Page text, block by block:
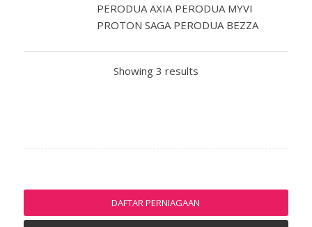
PERODUA AXIA PERODUA MYVI
PROTON SAGA PERODUA BEZZA
Showing 3 results
DAFTAR PERNIAGAAN